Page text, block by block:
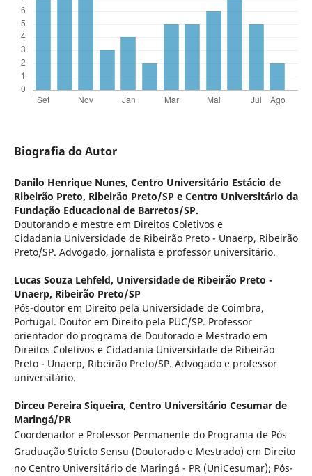
Biografia do Autor
Danilo Henrique Nunes, Centro Universitário Estácio de
Ribeirão Preto, Ribeirão Preto/SP e Centro Universitário da
Fundação Educacional de Barretos/SP.
Doutorando e mestre em Direitos Coletivos e
Cidadania Universidade de Ribeirão Preto - Unaerp, Ribeirão
Preto/SP. Advogado, jornalista e professor universitário.
Lucas Souza Lehfeld, Universidade de Ribeirão Preto -
Unaerp, Ribeirão Preto/SP
Pós-doutor em Direito pela Universidade de Coimbra,
Portugal. Doutor em Direito pela PUC/SP. Professor
orientador do programa de Doutorado e Mestrado em
Direitos Coletivos e Cidadania Universidade de Ribeirão
Preto - Unaerp, Ribeirão Preto/SP. Advogado e professor
universitário.
Dirceu Pereira Siqueira, Centro Universitário Cesumar de
Maringá/PR
Coordenador e Professor Permanente do Programa de Pós
Graduação Stricto Sensu (Doutorado e Mestrado) em Direito
no Centro Universitário de Maringá - PR (UniCesumar); Pós-